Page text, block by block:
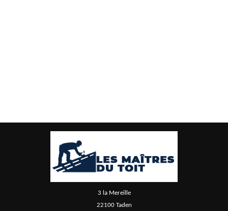
3 la Mereille
22100 Taden